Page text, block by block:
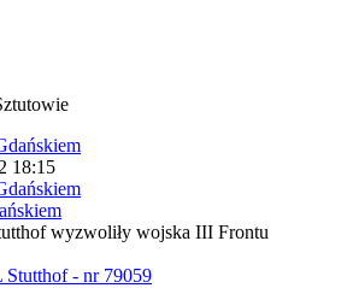
18:15
wyzwoliły wojska III Frontu
Stutthof - nr 79059